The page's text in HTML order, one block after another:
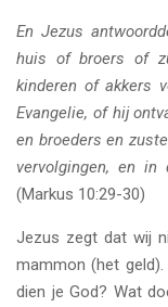
En Jezus
huis of broers of
kinderen of akkers
Evangelie, of hij
en broeders en
vervolgingen, en
(Markus 10:29-30)
Jezus zegt dat wij
mammon (het
dien je God? Wat